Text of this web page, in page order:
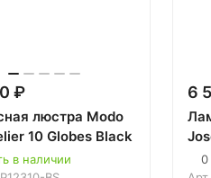
₽
люстра Modo
10 Globes Black
в наличии
6
0